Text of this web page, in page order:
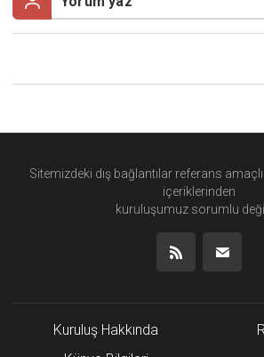
Sitemizdeki dış bağlantılar referans
içeriklerinden
kuruluşumuz sorumlu
Kuruluş Hakkında